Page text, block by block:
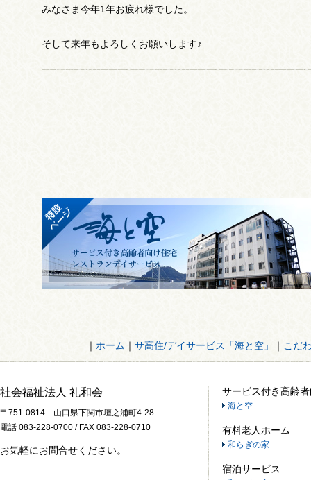
みなさま今年1年お疲れ様でした。
そして来年もよろしくお願いします♪
｜ ホーム ｜ サ高住/デイサービス「海と空」 ｜ こだ
社会福祉法人 礼和会
〒751-0814 山口県下関市壇之浦町4-28
電話 083-228-0700 / FAX 083-228-0710
お気軽にお問合せください。
サービス付き高齢
海と空
有料老人ホーム
和らぎの家
宿泊サービス